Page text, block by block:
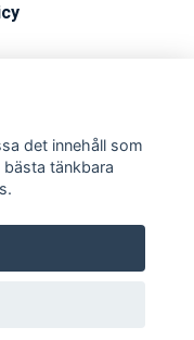
det innehåll som
tänkbara